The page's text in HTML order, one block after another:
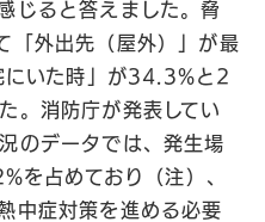
じると答えました。脅
「外出先（屋外）」が最
いた時」が34.3%と2
。消防庁が発表してい
のデータでは、発生場
を占めており（注）、
中症対策を進める必要